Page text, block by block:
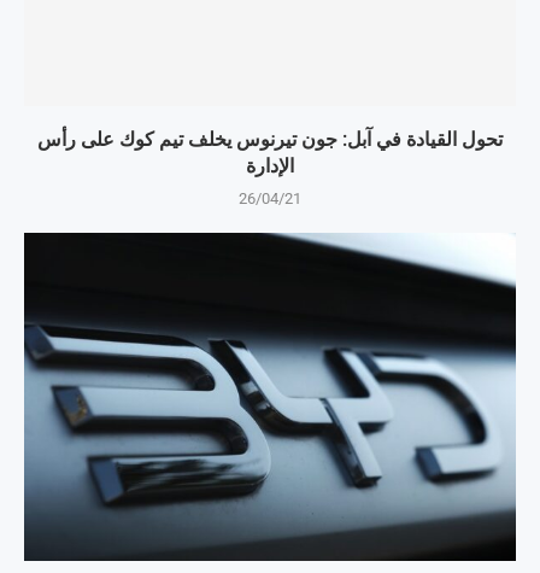
تحول القيادة في آبل: جون تيرنوس يخلف تيم كوك على رأس
الإدارة
26/04/21